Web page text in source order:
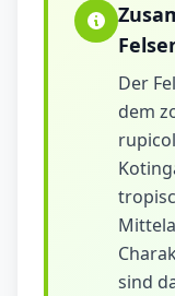
Der
dem
sind